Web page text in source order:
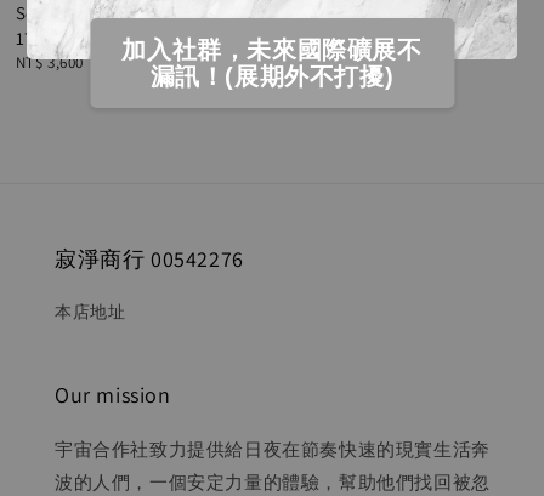
加入社群，未來國際礦展不
漏訊！(展期外不打擾)
Seata Mine ｜ 英國螢石
177.3g 23E03003
Regular
NT$ 3,600
寂淨商行 00542276
本店地址
Our mission
宇宙合作社致力提供給日夜在節奏快速的現實生活奔
波的人們，一個安定力量的體驗，幫助他們找回被忽